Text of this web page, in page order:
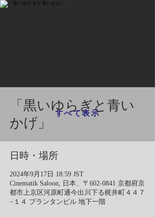
「黒いゆらぎと青い
かげ」
日時・場所
2024年9月17日 18:59 JST
Cinematik Saloon, 日本、〒602-0841 京都府京
都市上京区河原町通今出川下る梶井町４４７
−１４ プランタンビル 地下一階
すべて表示